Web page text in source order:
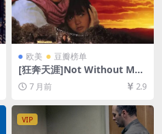
欧美 豆瓣榜单
[狂奔天涯]Not Without My
Daughter (1991)[百度网盘
+夸克网盘1080P超清未删减
4/8.7GB][中文字幕]
7 月前 2.9
VIP